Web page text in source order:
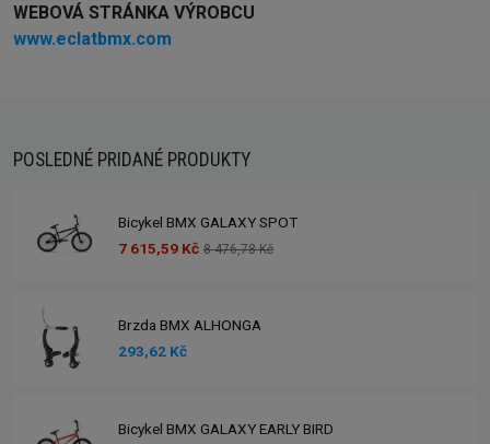
WEBOVÁ STRÁNKA VÝROBCU
www.eclatbmx.com
POSLEDNÉ PRIDANÉ PRODUKTY
Bicykel BMX GALAXY SPOT
7 615,59 Kč 8 476,78 Kč
Brzda BMX ALHONGA
293,62 Kč
Bicykel BMX GALAXY EARLY BIRD